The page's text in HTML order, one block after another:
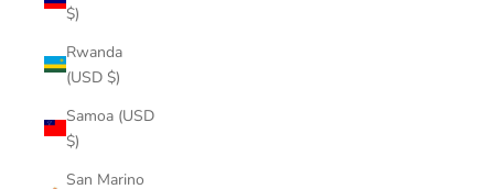
$)
Rwanda
(USD $)
Samoa (USD
$)
San Marino